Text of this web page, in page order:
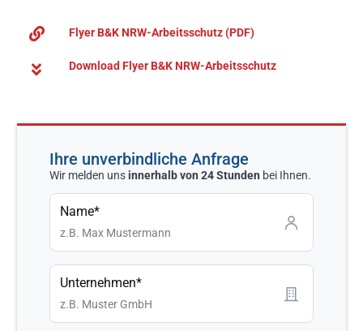
Flyer B&K NRW-Arbeitsschutz (PDF)
Download Flyer B&K NRW-Arbeitsschutz
Ihre unverbindliche Anfrage
Wir melden unsinnerhalb von 24 Stunden bei Ihnen.
Name*
Unternehmen*